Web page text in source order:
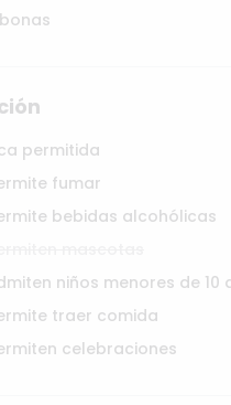
permitida
fumar
bebidas alcohólicas
niños menores de 10
traer comida
celebraciones